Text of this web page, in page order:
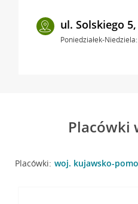
ul. Solskiego
Poniedziałek-
Placówki
Placówki: woj. kujawsko-